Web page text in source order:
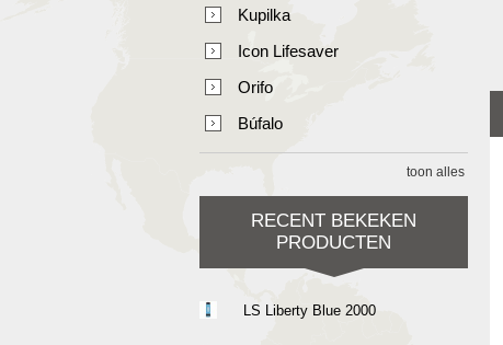
Kupilka
Icon Lifesaver
Orifo
Búfalo
toon alles
RECENT BEKEKEN
PRODUCTEN
LS Liberty Blue 2000